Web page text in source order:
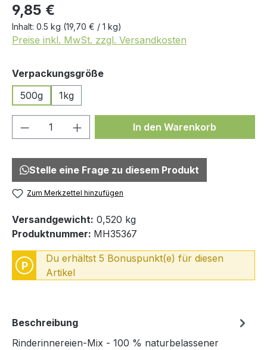
9,85 €
Inhalt: 0.5 kg (19,70 € / 1 kg)
Preise inkl. MwSt. zzgl. Versandkosten
Verpackungsgrößeauswählen
500g
1kg
Produkt Anzahl: Gib denIn den Warenkorb
Stelle eine Frage zu diesem Produkt
Zum Merkzettel hinzufügen
Versandgewicht: 0,520 kg
Produktnummer: MH35367
P
Du erhältst 5 Bonuspunkt(e) für diesen
Artikel
Beschreibung
Rinderinnereien-Mix - 100 % naturbelassener